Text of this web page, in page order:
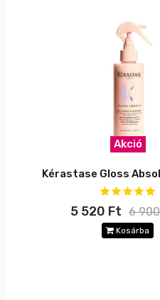
Akció
5 520 Ft 6
Kosárba